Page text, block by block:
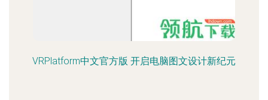
VRPlatform中文官方版 开启电脑图文设计新纪元